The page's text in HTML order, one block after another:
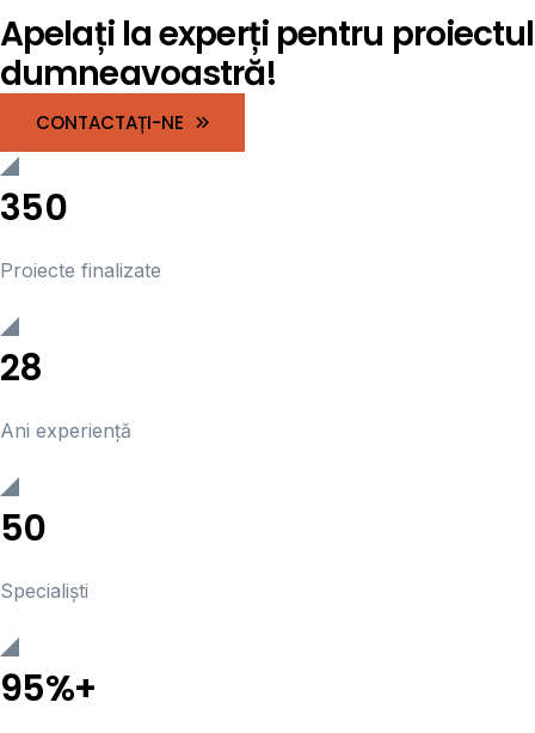
Apelați la experți pentru proiectul
dumneavoastră!
CONTACTAȚI-NE
350
Proiecte finalizate
28
Ani experiență
50
Specialiști
95%+